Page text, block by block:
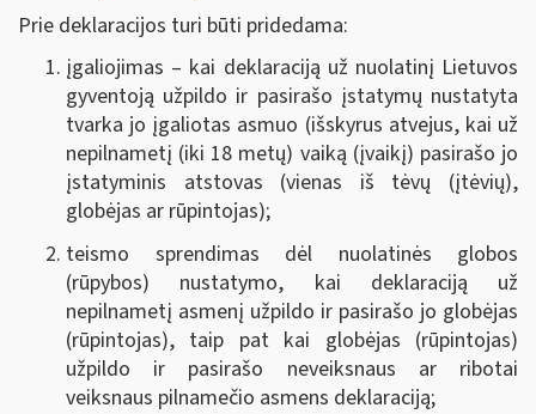
Prie deklaracijos turi būti pridedama:
įgaliojimas – kai deklaraciją už nuolatinį Lietuvos
gyventoją užpildo ir pasirašo įstatymų nustatyta
tvarka jo įgaliotas asmuo (išskyrus atvejus, kai už
nepilnametį (iki 18 metų) vaiką (įvaikį) pasirašo jo
įstatyminis atstovas (vienas iš tėvų (įtėvių),
globėjas ar rūpintojas);
teismo sprendimas dėl nuolatinės globos
(rūpybos) nustatymo, kai deklaraciją už
nepilnametį asmenį užpildo ir pasirašo jo globėjas
(rūpintojas), taip pat kai globėjas (rūpintojas)
užpildo ir pasirašo neveiksnaus ar ribotai
veiksnaus pilnamečio asmens deklaraciją;